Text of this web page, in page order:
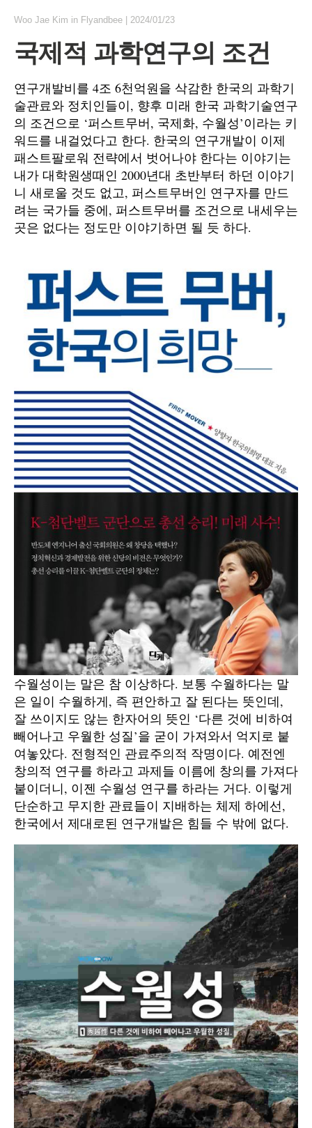
Woo Jae Kim in Flyandbee 2024/01/23
국제적 과학연구의 조건
연구개발비를 4조 6천억원을 삭감한 한국의 과학기
술관료와 정치인들이, 향후 미래 한국 과학기술연구
의 조건으로 ‘퍼스트무버, 국제화, 수월성’이라는 키
워드를 내걸었다고 한다. 한국의 연구개발이 이제
패스트팔로워 전략에서 벗어나야 한다는 이야기는
내가 대학원생때인 2000년대 초반부터 하던 이야기
니 새로울 것도 없고, 퍼스트무버인 연구자를 만드
려는 국가들 중에, 퍼스트무버를 조건으로 내세우는
곳은 없다는 정도만 이야기하면 될 듯 하다.
수월성이는 말은 참 이상하다. 보통 수월하다는 말
은 일이 수월하게, 즉 편안하고 잘 된다는 뜻인데,
잘 쓰이지도 않는 한자어의 뜻인 ‘다른 것에 비하여
빼어나고 우월한 성질’을 굳이 가져와서 억지로 붙
여놓았다. 전형적인 관료주의적 작명이다. 예전엔
창의적 연구를 하라고 과제들 이름에 창의를 가져다
붙이더니, 이젠 수월성 연구를 하라는 거다. 이렇게
단순하고 무지한 관료들이 지배하는 체제 하에선,
한국에서 제대로된 연구개발은 힘들 수 밖에 없다.